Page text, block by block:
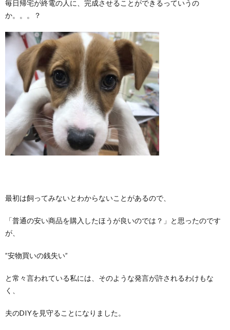
毎日帰宅が終電の人に、完成させることができるっていうの
か。。。？
最初は飼ってみないとわからないことがあるので、
「普通の安い商品を購入したほうが良いのでは？」と思ったのです
が、
”安物買いの銭失い”
と常々言われている私には、そのような発言が許されるわけもな
く、
夫のDIYを見守ることになりました。